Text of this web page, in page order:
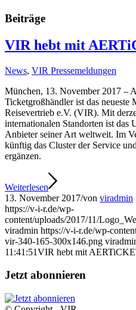
Beiträge
VIR hebt mit
News, VIR Pressemeldungen
München, 13. November 2017 –
Ticketgroßhändler ist das
Reisevertrieb e.V. (VIR). Mit
internationalen Standorten ist das
Anbieter seiner Art weltweit. Im
künftig das Cluster der Service
ergänzen.
Weiterlesen
13. November 2017/von viradmin
https://v-i-r.de/wp-
content/uploads/2017/11/
viradmin https://v-i-r.de/wp-
vir-340-165-300x146.png
11:41:51VIR hebt mit
Jetzt abonnieren